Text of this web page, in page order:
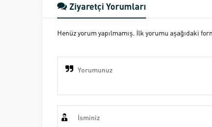
Ziyaretçi Yorumları
Henüz yorum yapılmamış. İlk yorumu aşağıdaki